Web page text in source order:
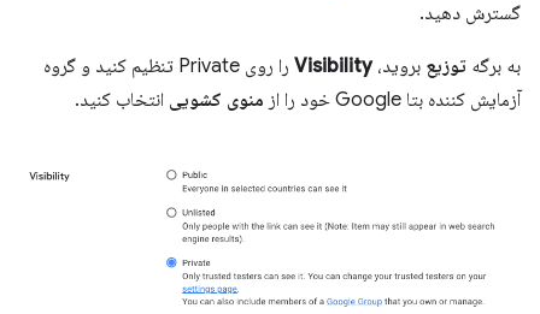
گسترش دهید.
به برگه توزیع بروید،Visibility
را روی Private تنظیم کنید و گروه
آزمایش کننده بتا Google خود را از
منوی کشویی انتخاب کنید.